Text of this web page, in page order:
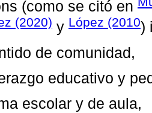
(como se citó en
(2020) y López (2010)
de comunidad,
educativo y
escolar y de aula,